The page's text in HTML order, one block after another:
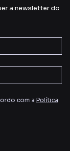
a newsletter do
com a Política